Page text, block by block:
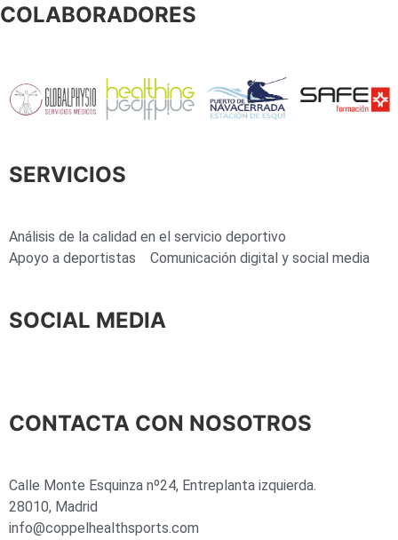
COLABORADORES
SERVICIOS
Análisis de la calidad en el servicio deportivo
Apoyo a deportistas
Comunicación digital y social media
SOCIAL MEDIA
CONTACTA CON NOSOTROS
Calle Monte Esquinza nº24, Entreplanta izquierda.
28010, Madrid
info@coppelhealthsports.com